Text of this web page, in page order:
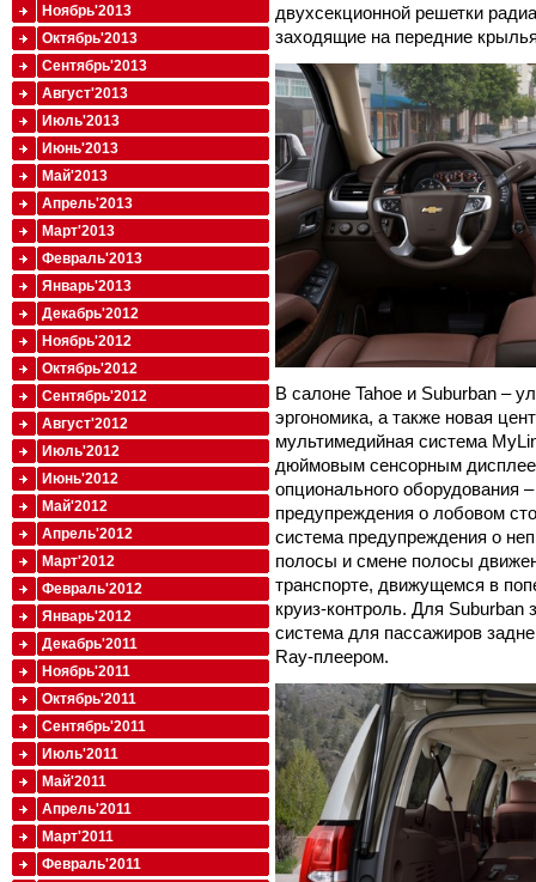
двухсекционной решетки
заходящие на передние
В салоне Tahoe и Suburban –
эргономика, а также новая
мультимедийная система
дюймовым сенсорным
опционального оборудования
предупреждения о лобовом
система предупреждения о
полосы и смене полосы
транспорте, движущемся в
круиз-контроль. Для Suburban
система для пассажиров
Ray-плеером.
Ноябрь'2013
Октябрь'2013
Сентябрь'2013
Август'2013
Июль'2013
Июнь'2013
Май'2013
Апрель'2013
Март'2013
Февраль'2013
Январь'2013
Декабрь'2012
Ноябрь'2012
Октябрь'2012
Сентябрь'2012
Август'2012
Июль'2012
Июнь'2012
Май'2012
Апрель'2012
Март'2012
Февраль'2012
Январь'2012
Декабрь'2011
Ноябрь'2011
Октябрь'2011
Сентябрь'2011
Июль'2011
Май'2011
Апрель'2011
Март'2011
Февраль'2011